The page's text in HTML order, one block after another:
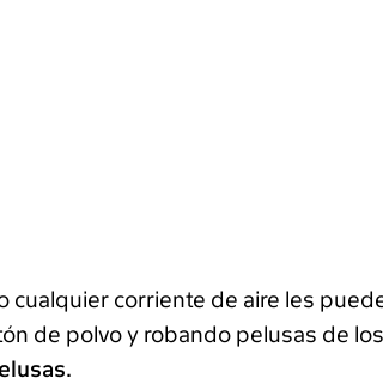
cualquier corriente de aire les
de polvo y robando pelusas de